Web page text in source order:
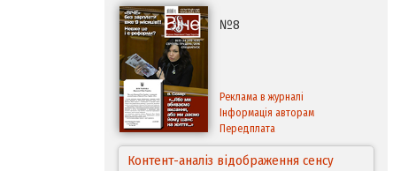
№8
Реклама в журналі
Інформація авторам
Передплата
Контент-аналіз відображення сенсу